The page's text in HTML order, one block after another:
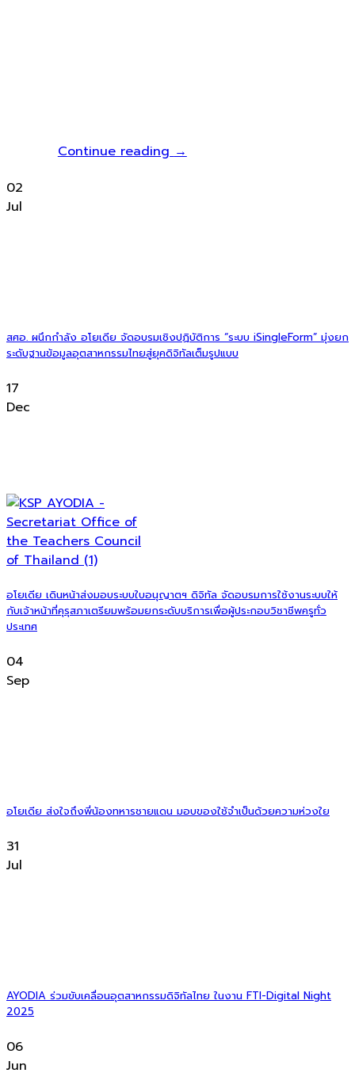
Continue reading→
02
Jul
สศอ. ผนึกกำลัง อโยเดีย จัดอบรมเชิงปฏิบัติการ “ระบบ iSingleForm” มุ่งยก
ระดับฐานข้อมูลอุตสาหกรรมไทยสู่ยุคดิจิทัลเต็มรูปแบบ
17
Dec
อโยเดีย เดินหน้าส่งมอบระบบใบอนุญาตฯ ดิจิทัล จัดอบรมการใช้งานระบบให้
กับเจ้าหน้าที่คุรุสภาเตรียมพร้อมยกระดับบริการเพื่อผู้ประกอบวิชาชีพครูทั่ว
ประเทศ
04
Sep
อโยเดีย ส่งใจถึงพี่น้องทหารชายแดน มอบของใช้จำเป็นด้วยความห่วงใย
31
Jul
AYODIA ร่วมขับเคลื่อนอุตสาหกรรมดิจิทัลไทย ในงาน FTI-Digital Night
2025
06
Jun